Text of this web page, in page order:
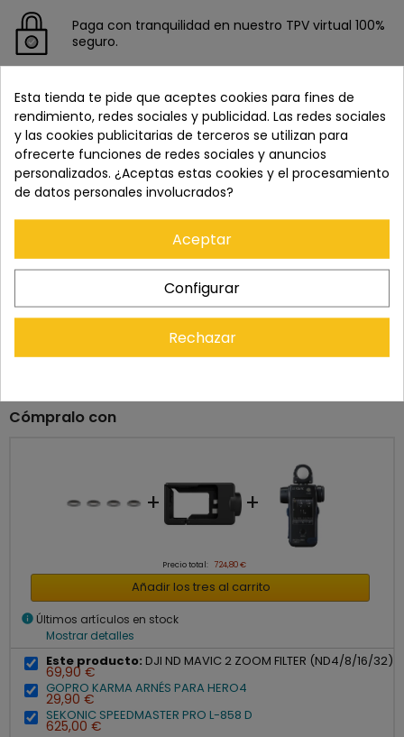
Paga con tranquilidad en nuestro TPV virtual 100%
seguro.
Los pedidos se entregan en un plazo de 5 a 7 días
laborables.
Recuerda que tienes 15 días, desde la recepción
del pedido, para solicitar la devolución.
Cómpralo con
+ +
Precio total: 724,80 €
Añadir los tres al carrito
info Últimos artículos en stock
Mostrar detalles
Este producto: DJI ND MAVIC 2 ZOOM FILTER (ND4/8/16/32)
69,90 €
GOPRO KARMA ARNÉS PARA HERO4
29,90 €
SEKONIC SPEEDMASTER PRO L-858 D
625,00 €
Esta tienda te pide que aceptes cookies para fines de
rendimiento, redes sociales y publicidad. Las redes sociales
y las cookies publicitarias de terceros se utilizan para
ofrecerte funciones de redes sociales y anuncios
personalizados. ¿Aceptas estas cookies y el procesamiento
de datos personales involucrados?
Aceptar
Configurar
Rechazar